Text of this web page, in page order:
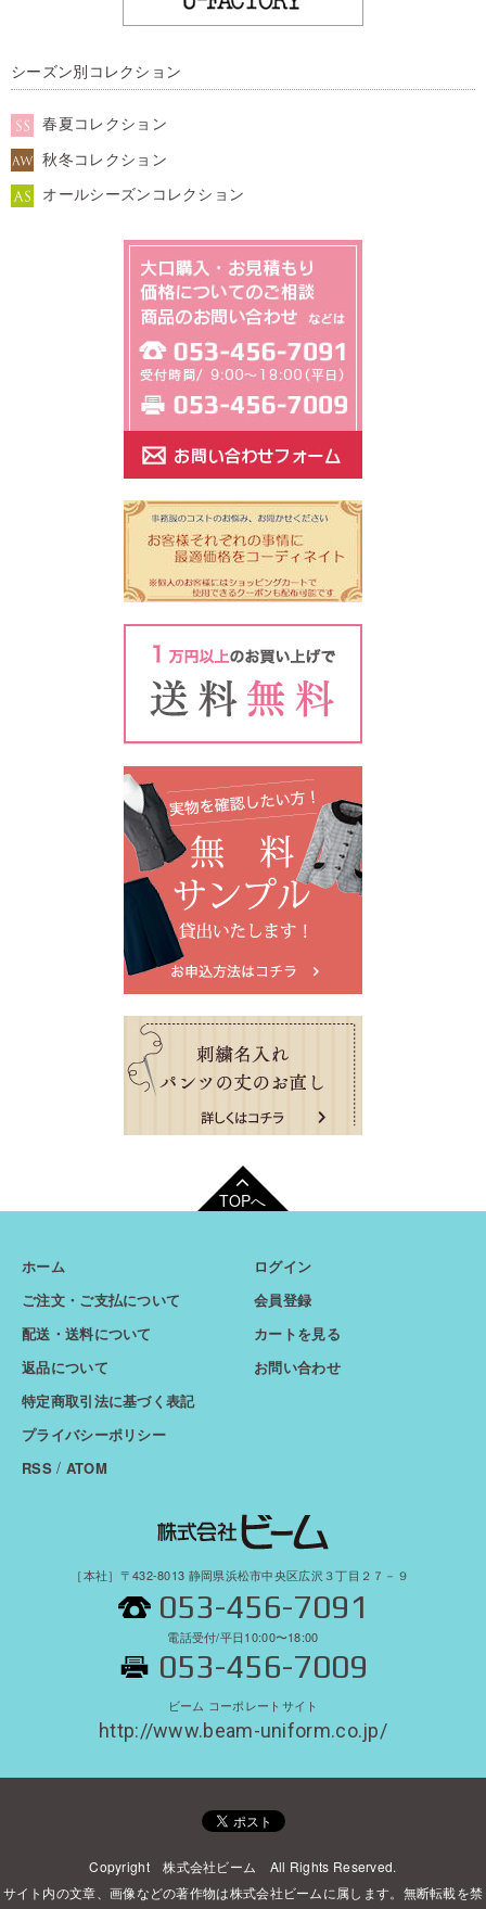
シーズン別コレクション
春夏コレクション
秋冬コレクション
オールシーズンコレクション
TOPへ
ホーム
ご注文・ご支払について
配送・送料について
返品について
特定商取引法に基づく表記
プライバシーポリシー
RSS/ ATOM
ログイン
会員登録
カートを見る
お問い合わせ
［本社］〒432-8013 静岡県浜松市中央区広沢３丁目２７－９
053-456-7091
電話受付/平日10:00〜18:00
053-456-7009
ビーム コーポレートサイト
http://www.beam-uniform.co.jp/
Copyright 株式会社ビーム All Rights Reserved.
サイト内の文章、画像などの著作物は株式会社ビームに属します。無断転載を禁